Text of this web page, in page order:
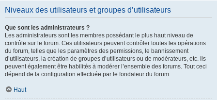
Niveaux des utilisateurs et groupes d’utilisateurs
Que sont les administrateurs ?
Les administrateurs sont les membres possédant le plus haut niveau de
contrôle sur le forum. Ces utilisateurs peuvent contrôler toutes les opérations
du forum, telles que les paramètres des permissions, le bannissement
d’utilisateurs, la création de groupes d’utilisateurs ou de modérateurs, etc. Ils
peuvent également être habilités à modérer l’ensemble des forums. Tout ceci
dépend de la configuration effectuée par le fondateur du forum.
Haut